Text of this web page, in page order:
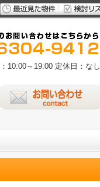
10:00～19:00 定休日：なし